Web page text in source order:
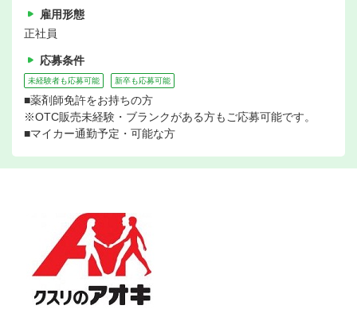
雇用形態
正社員
応募条件
未経験者も応募可能 新卒も応募可能
■薬剤師免許をお持ちの方
※OTC販売未経験・ブランクがある方もご応募可能です。
■マイカー通勤予定・可能な方